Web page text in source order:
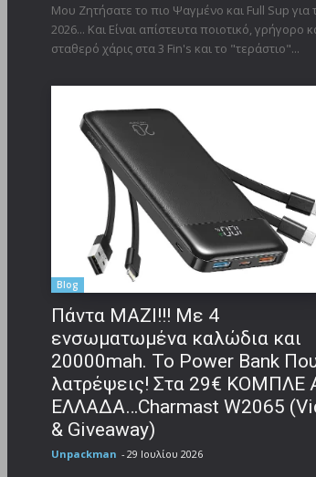
Μου Ζητήσατε το πιο Ψαγμένο και Full Sup για
2026... Και Είναι απίστευτα ποιοτικό, γρήγορο
σταθερό χάρις στα 3 Fin's και το "τεράστιο"...
Blog
Πάντα ΜΑΖΙ!!! Με 4
ενσωματωμένα καλώδια και
20000mah. Το Power Bank
λατρέψεις! Στα 29€ ΚΟΜΠΛΕ
ΕΛΛΑΔΑ…Charmast W2065
& Giveaway)
Unpackman - 29 Ιουλίου 2026